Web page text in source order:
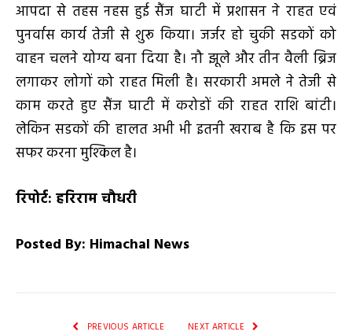
आपदा से तहस नहस हुई सैंज घाटी में प्रशासन ने राहत एवं
पुनर्वास कार्य तेजी से शुरू किया। जर्जर हो चुकी सडकों को
वाहन चलने योग्य बना दिया है। नौ झूले और तीन वैली ब्रिज
लगाकर लोगों को राहत मिली है। सरकारी अमले ने तेजी से
काम करते हुए सैंज घाटी में करोडों की राहत राशि बांटी।
लेकिन सडकों की हालत अभी भी इतनी खराब है कि इस पर
सफर करना मुश्किल है।
रिपोर्ट: हरिराम चौधरी
Posted By: Himachal News
PREVIOUS ARTICLE NEXT ARTICLE